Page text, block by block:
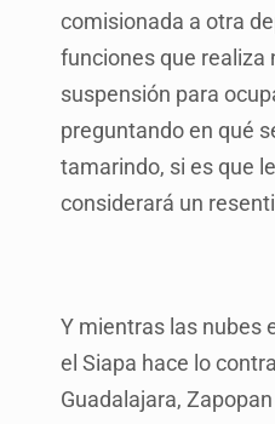
comisionada a otra
funciones que realiza
suspensión para
preguntando en qué
tamarindo, si es que
considerará un
Y mientras las nubes
el Siapa hace lo
Guadalajara,